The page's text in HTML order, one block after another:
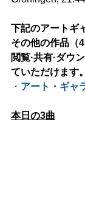
下記のアートギ
その他の作品（
閲覧·共有·ダウ
ていただけます。
・ アート・ギャ
本日の3曲